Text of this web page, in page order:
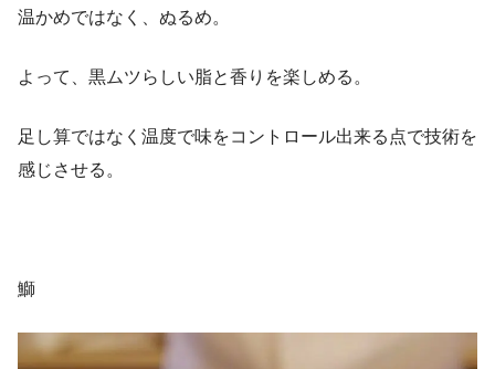
温かめではなく、ぬるめ。
よって、黒ムツらしい脂と香りを楽しめる。
足し算ではなく温度で味をコントロール出来る点で技術を
感じさせる。
鰤